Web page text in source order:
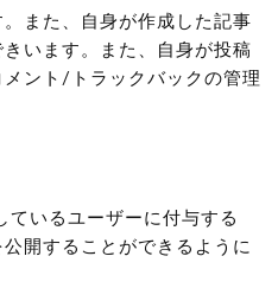
また、自身が作成した記事
います。また、自身が投稿
ント/トラックバックの管理
ているユーザーに付与する
開することができるように